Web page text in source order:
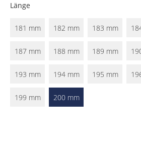
Länge
181 mm 182 mm 183 mm
187 mm 188 mm 189 mm
193 mm 194 mm 195 mm
199 mm 200 mm